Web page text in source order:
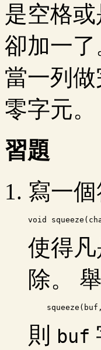
是空格
卻加一
當一列
零字元。
習題
寫一
使得
除。
則 buf